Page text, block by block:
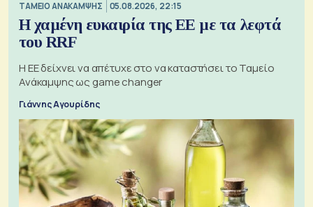
ΤΑΜΕΙΟ ΑΝΑΚΑΜΨΗΣ 05.08.2026, 22:15
Η χαμένη ευκαιρία της ΕΕ με τα λεφτά
του RRF
Η ΕΕ δείχνει να απέτυχε στο να καταστήσει το Ταμείο
Ανάκαμψης ως game changer
Γιάννης Αγουρίδης